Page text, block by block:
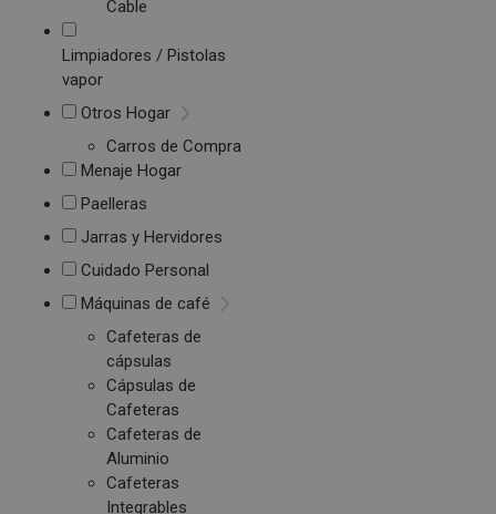
Cable
Limpiadores / Pistolas
vapor
Otros Hogar
Carros de Compra
Menaje Hogar
Paelleras
Jarras y Hervidores
Cuidado Personal
Máquinas de café
Cafeteras de
cápsulas
Cápsulas de
Cafeteras
Cafeteras de
Aluminio
Cafeteras
Integrables